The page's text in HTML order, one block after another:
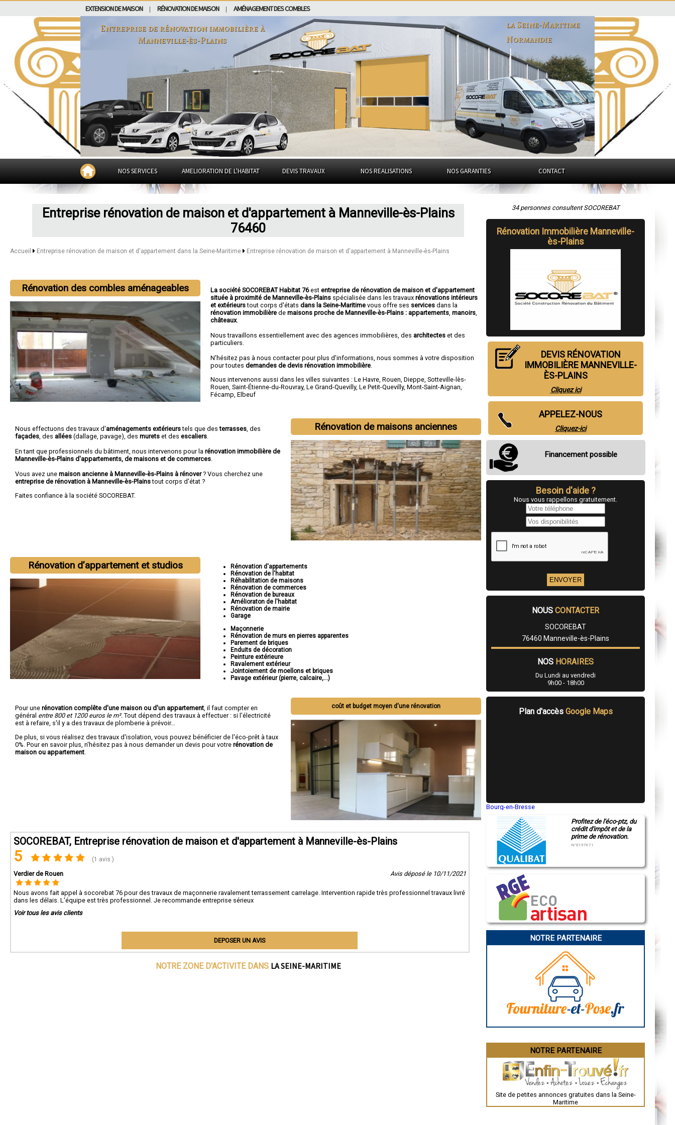
EXTENSION DE MAISON RÉNOVATION DE MAISON AMÉNAGEMENT DES COMBLES
Entreprise de rénovation immobilière à
Manneville-ès-Plains
la Seine-Maritime
Normandie
NOS SERVICES AMELIORATION DE L'HABITAT DEVIS TRAVAUX NOS REALISATIONS NOS GARANTIES CONTACT
Entreprise rénovation de maison et d'appartement à Manneville-ès-Plains
76460
Accueil Entreprise rénovation de maison et d'appartement dans la Seine-Maritime Entreprise rénovation de maison et d'appartement à Manneville-ès-Plains
Rénovation des combles aménageables La société SOCOREBAT Habitat 76estentreprise de rénovation de maison et d'appartement
située à proximité de Manneville-ès-Plains spécialisée dans les travauxrénovations intérieurs
et extérieurstout corps d'états dans la Seine-Maritimevous offre ses services dans la
rénovation immobilière demaisons proche de Manneville-ès-Plains : appartements ,manoirs
châteaux.
Nous travaillons essentiellement avec des agences immobilières, des architectes et des
particuliers.
N'hésitez pas à nous contacter pour plus d'informations, nous sommes à votre disposition
pour toutesdemandes de devis rénovation immobilière
Nous intervenons aussi dans les villes suivantes :Le Havre ,Rouen ,Dieppe ,Sotteville-lès-
Rouen ,Saint-Étienne-du-Rouvray,Le Grand-Quevilly,Le Petit-Quevilly,Mont-Saint-Aignan
Fécamp ,Elbeuf
Rénovation de maisons anciennes
Nous effectuons des travaux d'aménagements extérieurstels que desterrasses , des
façades , des allées (dallage, pavage), des murets et des escaliers
En tant que professionnels du bâtiment, nous intervenons pour la rénovation immobilière de
Manneville-ès-Plains d'appartements, de maisons et de commerces
Vous avez une maison ancienne à Manneville-ès-Plains à rénover? Vous cherchez une
entreprise de rénovation à Manneville-ès-Plainstout corps d'état ?
Faites confiance à la société SOCOREBAT.
Rénovation d’appartement et studios
Rénovation d'appartements
Rénovation de l'habitat
Réhabilitation de maisons
Rénovation de commerces
Rénovation de bureaux
Amélioraton de l'habitat
Rénovation de mairie
Garage
Maçonnerie
Rénovation de murs en pierres apparentes
Parement de briques
Enduits de décoration
Peinture extérieure
Ravalement extérieur
Jointoiement de moellons et briques
Pavage extérieur (pierre, calcaire,...)
coût et budget moyen d'une rénovation
Pour une rénovation complête d'une maison ou d'un appartement , il faut compter en
général entre 800 et 1200 euros le m². Tout dépend des travaux à effectuer : si l'électricité
est à refaire, s'il y a des travaux de plomberie à prévoir...
De plus, si vous réalisez des travaux d'isolation, vous pouvez bénéficier de l'éco-prêt à taux
0%. Pour en savoir plus, n'hésitez pas à nous demander un devis pour votre rénovation de
maison ou appartement
SOCOREBAT, Entreprise rénovation de maison et d'appartement à Manneville-ès-Plains
5 (1 avis )
Verdier de Rouen Avis déposé le 10/11/2021
Nous avons fait appel à socorebat 76 pour des travaux de maçonnerie ravalement terrassement carrelage. Intervention rapide très professionnel travaux livré
dans les délais. L'équipe est très professionnel. Je recommande entreprise sérieux
Voir tous les avis clients
DEPOSER UN AVIS
NOTRE ZONE D'ACTIVITE DANS LA SEINE-MARITIME
34 personnes consultent SOCOREBAT
Rénovation Immobilière Manneville-
ès-Plains
DEVIS RÉNOVATION
IMMOBILIÈRE MANNEVILLE-
ÈS-PLAINS
Cliquez ici
APPELEZ-NOUS
Cliquez-ici
Financement possible
Besoin d'aide ?
Nous vous rappellons gratuitement.
NOUS CONTACTER
SOCOREBAT
76460 Manneville-ès-Plains
NOS HORAIRES
Du Lundi au vendredi
9h00 - 18h00
Plan d'accès Google Maps
Bourg-en-Bresse
Montluçon
Manosque
Gap
Charleville-Mézières
Pamiers
Narbonne
Rodez
Marseille
Caen
Angoulême
La Rochelle
Brive-la-Gaillarde
Chartres
Toulouse
Châteauroux
Grenoble
Mont-de-Marsan
Saint-Étienne
Profitez de l'éco-ptz, du
crédit d'impôt et de la
prime de rénovation.
N°E157671
NOTRE PARTENAIRE
NOTRE PARTENAIRE
Site de petites annonces gratuites dans la Seine-
Maritime